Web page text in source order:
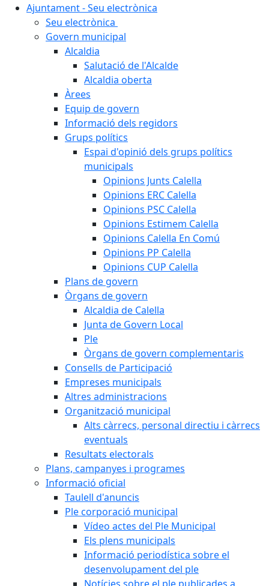
Ajuntament - Seu electrònica
Seu electrònica
Govern municipal
Alcaldia
Salutació de l'Alcalde
Alcaldia oberta
Àrees
Equip de govern
Informació dels regidors
Grups polítics
Espai d'opinió dels grups polítics
municipals
Opinions Junts Calella
Opinions ERC Calella
Opinions PSC Calella
Opinions Estimem Calella
Opinions Calella En Comú
Opinions PP Calella
Opinions CUP Calella
Plans de govern
Òrgans de govern
Alcaldia de Calella
Junta de Govern Local
Ple
Òrgans de govern complementaris
Consells de Participació
Empreses municipals
Altres administracions
Organització municipal
Alts càrrecs, personal directiu i càrrecs
eventuals
Resultats electorals
Plans, campanyes i programes
Informació oficial
Taulell d'anuncis
Ple corporació municipal
Vídeo actes del Ple Municipal
Els plens municipals
Informació periodística sobre el
desenvolupament del ple